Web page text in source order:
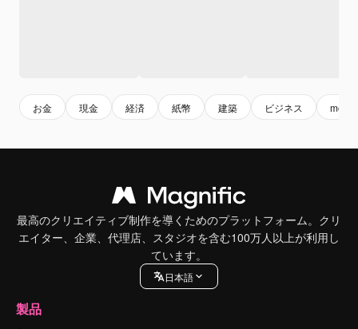
お金 現金 経済 紙幣 建築 ビジネス
最高のクリエイティブ制作を導くためのプラットフォーム。クリ
エイター、企業、代理店、スタジオを含む100万人以上が利用し
ています。
日本語
製品